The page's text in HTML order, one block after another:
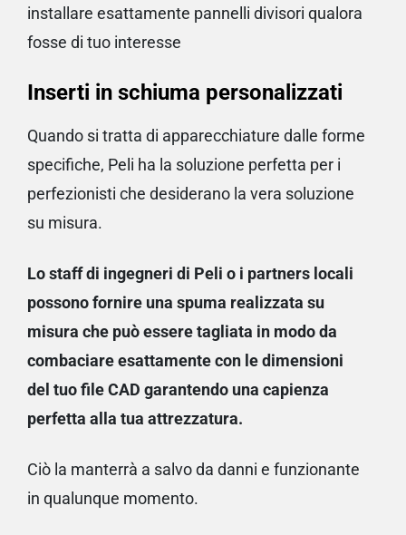
installare esattamente pannelli divisori qualora
fosse di tuo interesse
Inserti in schiuma personalizzati
Quando si tratta di apparecchiature dalle forme
specifiche, Peli ha la soluzione perfetta per i
perfezionisti che desiderano la vera soluzione
su misura.
Lo staff di ingegneri di Peli o i partners locali
possono fornire una spuma realizzata su
misura che può essere tagliata in modo da
combaciare esattamente con le dimensioni
del tuo file CAD garantendo una capienza
perfetta alla tua attrezzatura.
Ciò la manterrà a salvo da danni e funzionante
in qualunque momento.